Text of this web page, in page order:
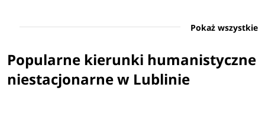
Pokaż wszystkie
Popularne kierunki humanistyczne
niestacjonarne w Lublinie